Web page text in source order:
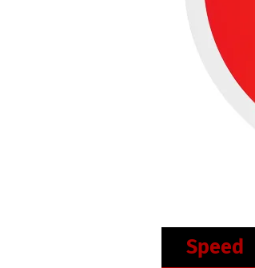
Speed